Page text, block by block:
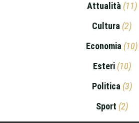
Attualità (11)
Cultura (2)
Economia (10)
Esteri(10)
Politica (3)
Sport (2)